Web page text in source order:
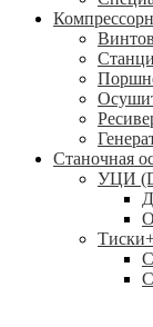
Станочная
УЦИ
Тиски